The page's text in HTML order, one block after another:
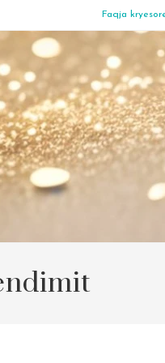
Faqja